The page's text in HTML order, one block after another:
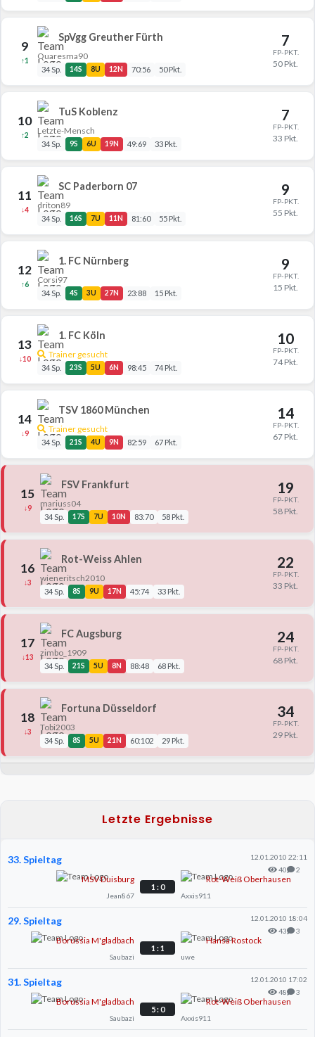
9
↑1
SpVgg Greuther Fürth
Quaresma90
34 Sp. 14S 8U 12N 70:56 50 Pkt.
7
FP-PKT.
50 Pkt.
10
↑2
TuS Koblenz
Letzte-Mensch
34 Sp. 9S 6U 19N 49:69 33 Pkt.
7
FP-PKT.
33 Pkt.
11
↓4
SC Paderborn 07
driton89
34 Sp. 16S 7U 11N 81:60 55 Pkt.
9
FP-PKT.
55 Pkt.
12
↑6
1. FC Nürnberg
Corsi97
34 Sp. 4S 3U 27N 23:88 15 Pkt.
9
FP-PKT.
15 Pkt.
13
↓10
1. FC Köln
Trainer gesucht
34 Sp. 23S 5U 6N 98:45 74 Pkt.
10
FP-PKT.
74 Pkt.
14
↓9
TSV 1860 München
Trainer gesucht
34 Sp. 21S 4U 9N 82:59 67 Pkt.
14
FP-PKT.
67 Pkt.
15
↓9
FSV Frankfurt
mariuss04
34 Sp. 17S 7U 10N 83:70 58 Pkt.
19
FP-PKT.
58 Pkt.
16
↓3
Rot-Weiss Ahlen
wieneritsch2010
34 Sp. 8S 9U 17N 45:74 33 Pkt.
22
FP-PKT.
33 Pkt.
17
↓13
FC Augsburg
zimbo_1909
34 Sp. 21S 5U 8N 88:48 68 Pkt.
24
FP-PKT.
68 Pkt.
18
↓3
Fortuna Düsseldorf
Tobi2003
34 Sp. 8S 5U 21N 60:102 29 Pkt.
34
FP-PKT.
29 Pkt.
Letzte Ergebnisse
33. Spieltag
12.01.2010 22:11
40
2
MSV Duisburg
Jean867
1 : 0
Rot-Weiß Oberhausen
Axxis911
29. Spieltag
12.01.2010 18:04
43
3
Borussia M'gladbach
Saubazi
1 : 1
Hansa Rostock
uwe
31. Spieltag
12.01.2010 17:02
48
3
Borussia M'gladbach
Saubazi
5 : 0
Rot-Weiß Oberhausen
Axxis911